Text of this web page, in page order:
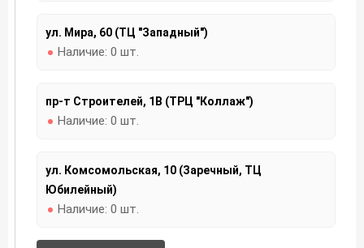
ул. Мира, 60 (ТЦ "Западный")
Наличие: 0 шт.
пр-т Строителей, 1В (ТРЦ "Коллаж")
Наличие: 0 шт.
ул. Комсомольская, 10 (Заречный, ТЦ
Юбилейный)
Наличие: 0 шт.